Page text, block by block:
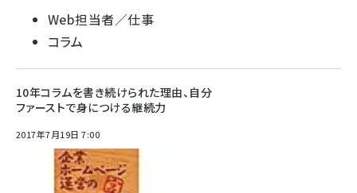
Web担当者／仕事
コラム
10年コラムを書き続けられた理由、自分
ファーストで身につける継続力
2017年7月19日 7:00